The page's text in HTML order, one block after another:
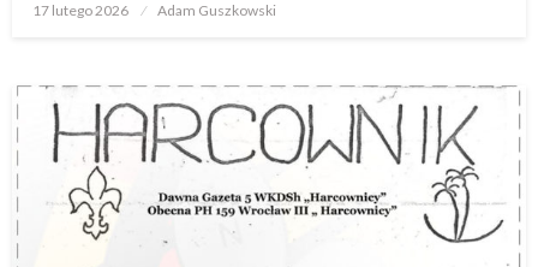
Opublikowane
17 lutego 2026 Adam Guszkowski